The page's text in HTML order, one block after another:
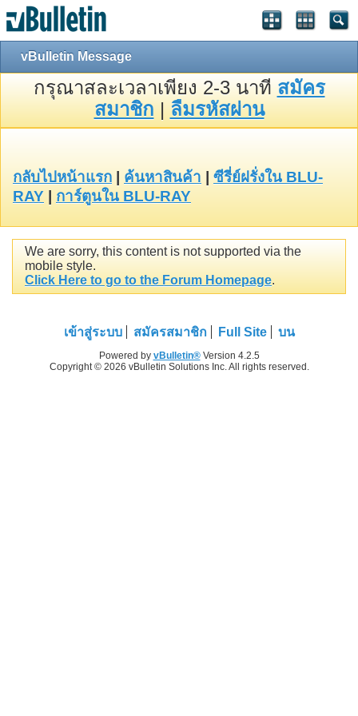
vBulletin Message
กรุณาสละเวลาเพียง 2-3 นาที สมัคร
สมาชิก | ลืมรหัสผ่าน
กลับไปหน้าแรก ค้นหาสินค้า
ซีรี่ย์ฝรั่งใน BLU-
RAY
การ์ตูนใน BLU-RAY
We are sorry, this content is not supported via the
mobile style.
Click Here to go to the Forum Homepage.
เข้าสู่ระบบ สมัครสมาชิก Full Site บน
Powered by vBulletin®Version 4.2.5
Copyright © 2026 vBulletin Solutions Inc. All rights reserved.